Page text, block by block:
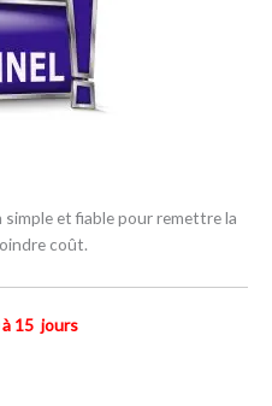
et fiable pour remettre la
coût.
à 15 jours